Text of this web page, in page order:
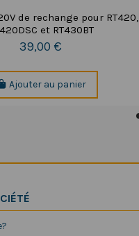
de rechange pour RT420,
et RT430BT
39,00 €
Ajouter au panier